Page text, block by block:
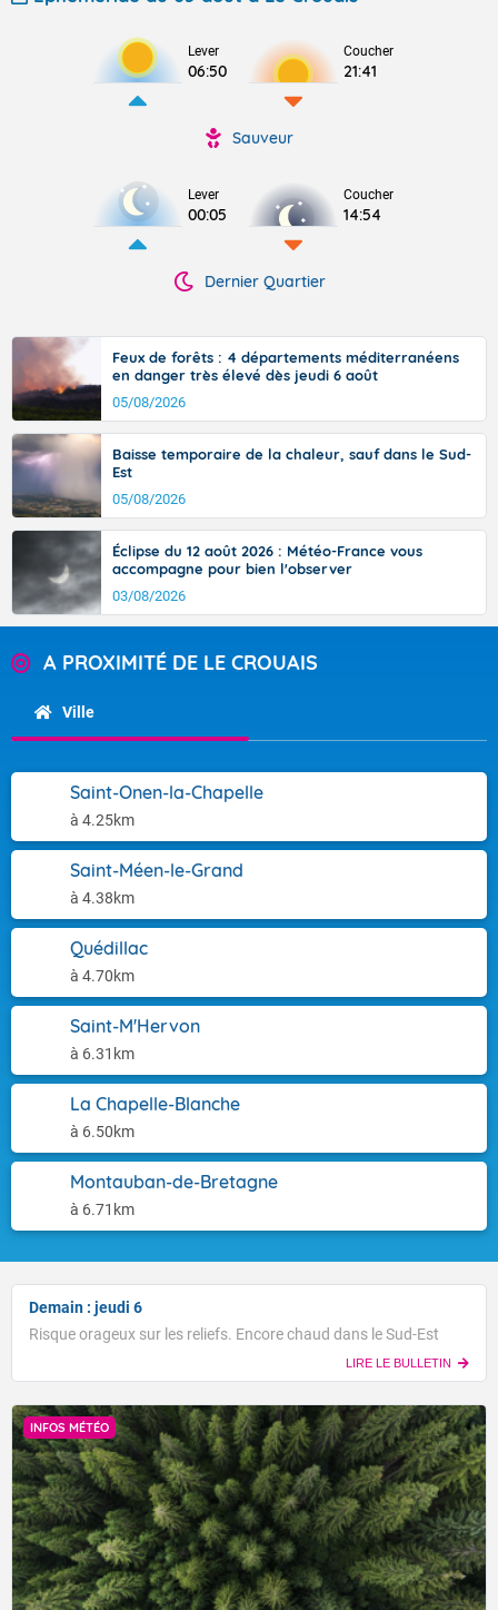
Lever
06:50
Coucher
21:41
Sauveur
Lever
00:05
Coucher
14:54
Dernier Quartier
Feux de forêts : 4 départements méditerranéens
en danger très élevé dès jeudi 6 août
05/08/2026
Baisse temporaire de la chaleur, sauf dans le Sud-
Est
05/08/2026
Éclipse du 12 août 2026 : Météo-France vous
accompagne pour bien l'observer
03/08/2026
A PROXIMITÉ DE LE CROUAIS
Ville
Saint-Onen-la-Chapelle
à 4.25km
Saint-Méen-le-Grand
à 4.38km
Quédillac
à 4.70km
Saint-M'Hervon
à 6.31km
La Chapelle-Blanche
à 6.50km
Montauban-de-Bretagne
à 6.71km
Demain : jeudi 6
Risque orageux sur les reliefs. Encore chaud dans le Sud-Est
LIRE LE BULLETIN
INFOS MÉTÉO